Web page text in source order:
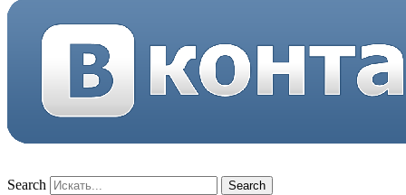
Search Search